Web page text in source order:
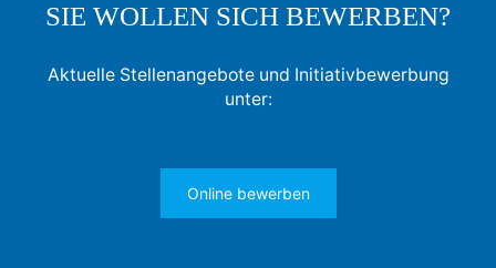
SIE WOLLEN SICH BEWERBEN?
Aktuelle Stellenangebote und Initiativbewerbung
unter:
Online bewerben